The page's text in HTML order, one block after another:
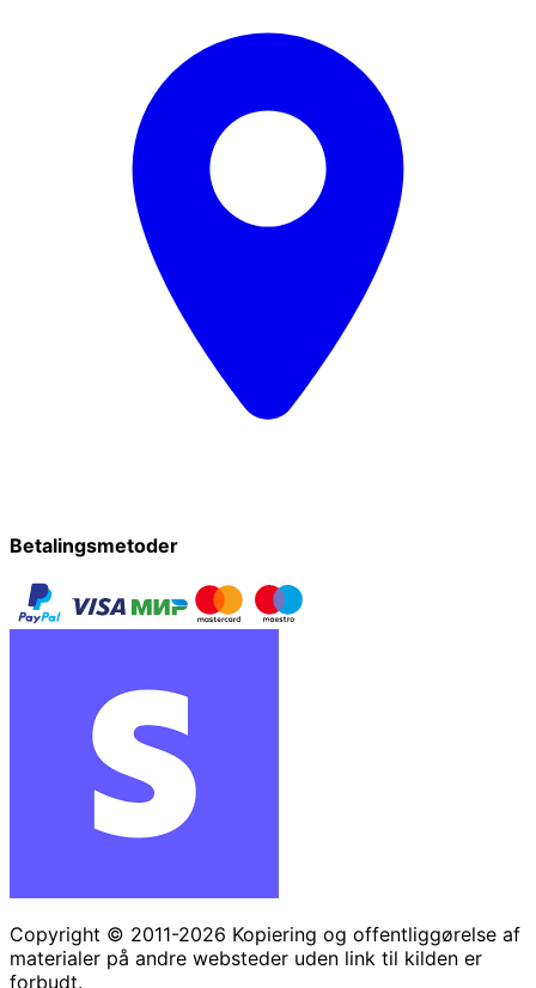
Betalingsmetoder
Copyright © 2011-2026 Kopiering og offentliggørelse af
materialer på andre websteder uden link til kilden er
forbudt.